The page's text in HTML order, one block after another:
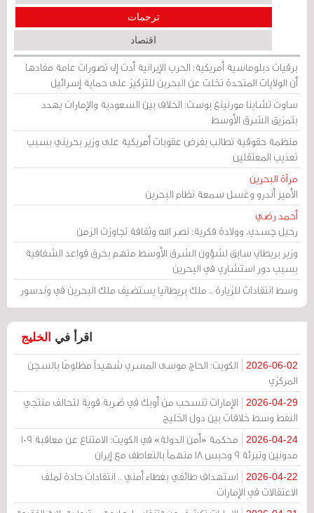
ترجمات
اقتصاد
برقيات دبلوماسية أمريكية: الحرب الإيرانية أدت إلى تصورات عامة مفادها
أن الولايات المتحدة تخلت عن البحرين للتركيز على حماية إسرائيل
ساوث تشاينا مورنينغ بوست: الخلاف بين السعودية والإمارات يهدد
بتمزيق الشرق الأوسط
منظمة حقوقية تطالب بفرض عقوبات أمريكية على وزير بحريني بسبب
تعذيب المعتقلين
مرآة البحرين
الأمير أندرو وغسل سمعة نظام البحرين
أحمد رضي
رحيل جسدي، وولادة فكرية: نصر الله وثقافة تجاوزت الزمن
وزير بريطاني سابق لشؤون الشرق الأوسط متهم بخرق قواعد الشفافية
بسبب دور استشاري في البحرين
وسط انتقادات للزيارة .. ملك بريطانيا يستضيف ملك البحرين في وندسور
اقرأ في الخليج
2026-06-02
الكويت: الحاج موسى المسري شهيداً مظلومًا بالسجن
المركزي
2026-04-29
الإمارات تنسحب من أوبك في ضربة قوية لتحالف منتجي
النفط وسط خلافات بين دول الخليج
2026-04-24
محكمة «أمن الدولة» في الكويت: الامتناع عن معاقبة 109
مدونين وتبرئة 9 وحبس 18 متهماً بالتعاطف مع إيران
2026-04-22
استهداف طائفي بغطاء أمني .. انتقادات حادة لملف
الاعتقالات في الإمارات